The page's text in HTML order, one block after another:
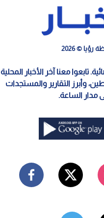
© 2026
تابعوا معنا آخر الأخبار المحلية
وأبرز التقارير والمستجدات
مدار الساعة.